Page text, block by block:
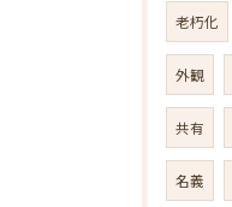
老朽化
外観
共有
名義